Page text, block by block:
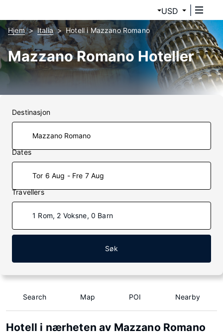
USD
Hjem Italia Hotell i Mazzano Romano
Mazzano Romano Hoteller
Destinasjon
Dates
Tor 6 Aug - Fre 7 Aug
Travellers
1 Rom, 2 Voksne, 0 Barn
Søk
Search Map POI Nearby
Hotell i nærheten av Mazzano Romano